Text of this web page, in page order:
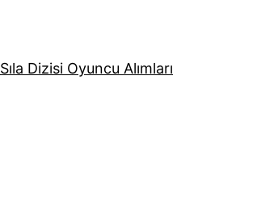
Sıla Dizisi Oyuncu Alımları